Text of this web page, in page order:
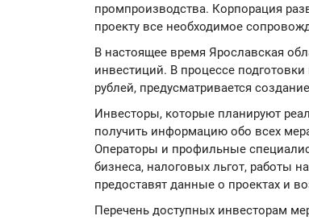
промпроизводства. Корпорация
проекту все необходимое
В настоящее время Ярославская
инвестиций. В процессе
рублей, предусматривается
Инвесторы, которые планируют
получить информацию обо всех
Операторы и профильные
бизнеса, налоговых льгот, работы
предоставят данные о проектах и
Перечень доступных инвесторам